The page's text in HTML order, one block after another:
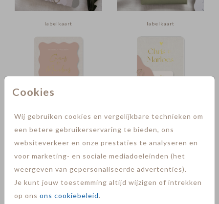
Cookies
Wij gebruiken cookies en vergelijkbare technieken om
een betere gebruikerservaring te bieden, ons
websiteverkeer en onze prestaties te analyseren en
voor marketing- en sociale mediadoeleinden (het
weergeven van gepersonaliseerde advertenties).
Je kunt jouw toestemming altijd wijzigen of intrekken
op ons ons cookiebeleid.
labelkaart labelkaart
labelkaart + goudfolie labelkaart + goudfolie